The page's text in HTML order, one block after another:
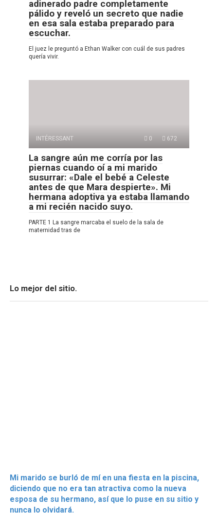
adinerado padre completamente
pálido y reveló un secreto que nadie
en esa sala estaba preparado para
escuchar.
El juez le preguntó a Ethan Walker con cuál de sus padres
quería vivir.
INTÉRESSANT 0 672
La sangre aún me corría por las
piernas cuando oí a mi marido
susurrar: «Dale el bebé a Celeste
antes de que Mara despierte». Mi
hermana adoptiva ya estaba llamando
a mi recién nacido suyo.
PARTE 1 La sangre marcaba el suelo de la sala de
maternidad tras de
Lo mejor del sitio.
Mi marido se burló de mí en una fiesta en la piscina,
diciendo que no era tan atractiva como la nueva
esposa de su hermano, así que lo puse en su sitio y
nunca lo olvidará.